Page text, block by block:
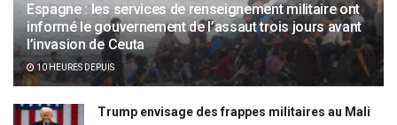
Espagne : les services de renseignement militaire ont
informé le gouvernement de l’assaut trois jours avant
l’invasion de Ceuta
10 HEURES DEPUIS
Trump envisage des frappes militaires au Mali